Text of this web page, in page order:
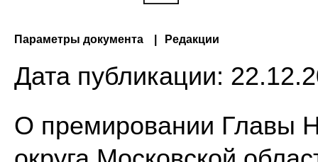
Параметры документа Редакции
Дата публикации:
О премировании Главы